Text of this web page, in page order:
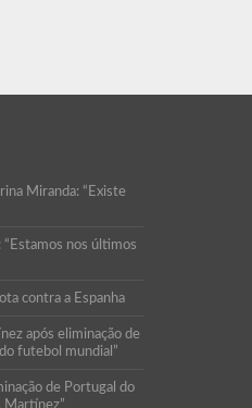
Miranda: “Existe
“Estamos nos últimos
contra a Espanha
após eliminação de
futebol mundial”
de Portugal do
Martínez”